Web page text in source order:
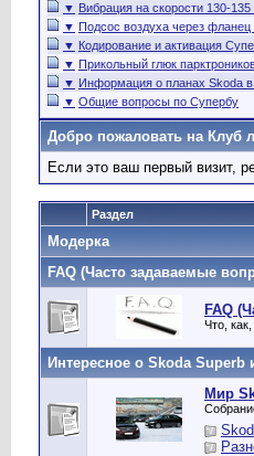
▼ Вибрация на скорости 130-135
▼ Подсос воздуха через фланец
▼ Кодирование и активация
▼ Прикольный глюк
▼ Информация о планах Skoda
▼ Общие вопросы по Супербу
Добро пожаловать на Клуб
Если это ваш первый визит,
Раздел
Модерка
FAQ (Часто задаваемые
FAQ
Что,
Интересное о Skoda Superb
Мир